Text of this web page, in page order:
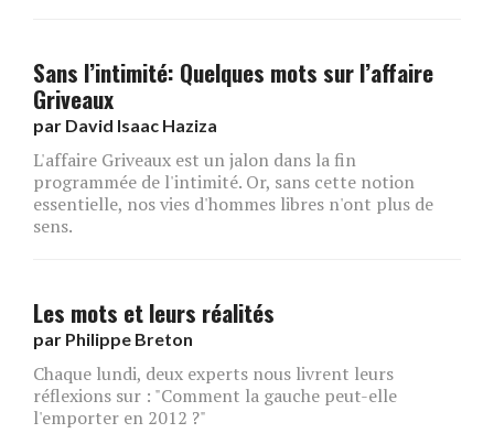
Sans l’intimité: Quelques mots sur l’affaire
Griveaux
par David Isaac Haziza
L'affaire Griveaux est un jalon dans la fin
programmée de l'intimité. Or, sans cette notion
essentielle, nos vies d'hommes libres n'ont plus de
sens.
Les mots et leurs réalités
par Philippe Breton
Chaque lundi, deux experts nous livrent leurs
réflexions sur : "Comment la gauche peut-elle
l'emporter en 2012 ?"